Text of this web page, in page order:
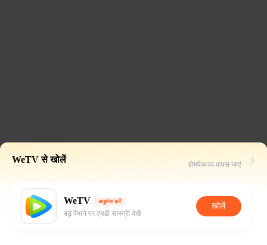
WeTV से खोलें होमपेज पर वापस जाएं
WeTV अनुशंसा करें
बड़े पैमाने पर एचडी सामग्री देखें
खोलें